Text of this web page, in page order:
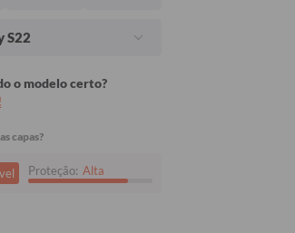
S22
o modelo certo?
capas?
Proteção: Alta